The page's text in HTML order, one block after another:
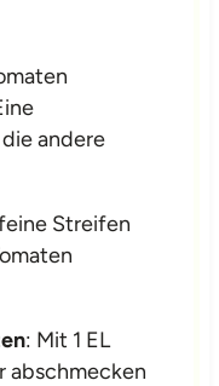
andere
Streifen
: Mit 1 EL
abschmecken